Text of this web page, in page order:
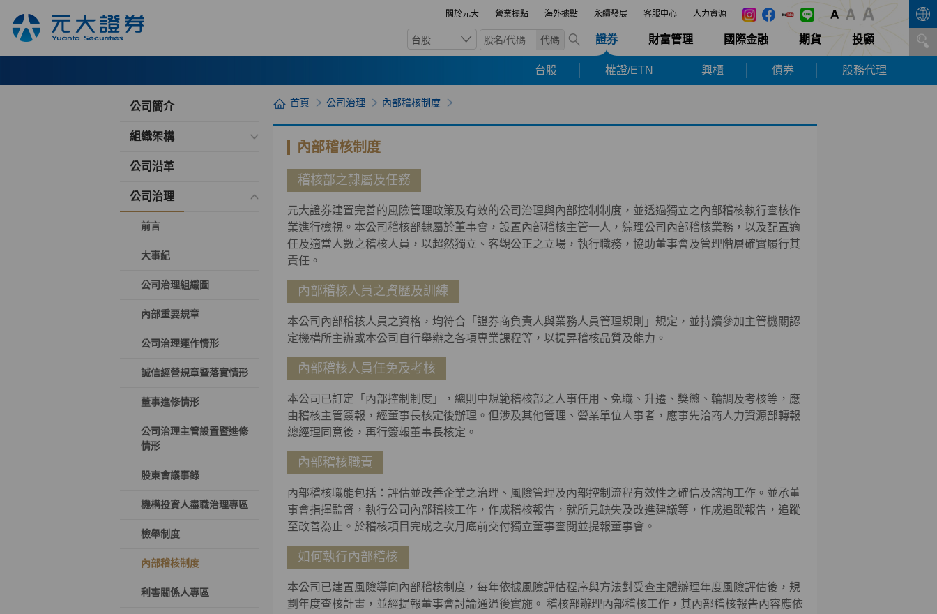
關於元大 營業據點 海外據點 永續發展 客服中心 人力資源
台股 代碼 證券 財富管理 國際金融 期貨 投顧
台股 權證/ETN 興櫃 債券 股務代理
公司簡介
組織架構
公司沿革
公司治理
前言
大事紀
公司治理組織圖
內部重要規章
公司治理運作情形
誠信經營規章暨落實情形
董事進修情形
公司治理主管設置暨進修
情形
股東會議事錄
機構投資人盡職治理專區
檢舉制度
內部稽核制度
利害關係人專區
首頁 公司治理 內部稽核制度
內部稽核制度
稽核部之隸屬及任務
元大證券建置完善的風險管理政策及有效的公司治理與內部控制制度，並透過獨立之內部稽核執行查核作
業進行檢視。本公司稽核部隸屬於董事會，設置內部稽核主管一人，綜理公司內部稽核業務，以及配置適
任及適當人數之稽核人員，以超然獨立、客觀公正之立場，執行職務，協助董事會及管理階層確實履行其
責任。
內部稽核人員之資歷及訓練
本公司內部稽核人員之資格，均符合「證券商負責人與業務人員管理規則」規定，並持續參加主管機關認
定機構所主辦或本公司自行舉辦之各項專業課程等，以提昇稽核品質及能力。
內部稽核人員任免及考核
本公司已訂定「內部控制制度」，總則中規範稽核部之人事任用、免職、升遷、獎懲、輪調及考核等，應
由稽核主管簽報，經董事長核定後辦理。但涉及其他管理、營業單位人事者，應事先洽商人力資源部轉報
總經理同意後，再行簽報董事長核定。
內部稽核職責
內部稽核職能包括：評估並改善企業之治理、風險管理及內部控制流程有效性之確信及諮詢工作。並承董
事會指揮監督，執行公司內部稽核工作，作成稽核報告，就所見缺失及改進建議等，作成追蹤報告，追蹤
至改善為止。於稽核項目完成之次月底前交付獨立董事查閱並提報董事會。
如何執行內部稽核
本公司已建置風險導向內部稽核制度，每年依據風險評估程序與方法對受查主體辦理年度風險評估後，規
劃年度查核計畫，並經提報董事會討論通過後實施。 稽核部辦理內部稽核工作，其內部稽核報告內容應依